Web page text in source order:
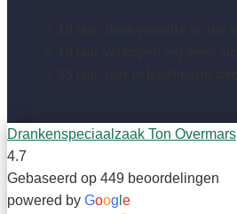
Drankenspeciaalzaak Ton Overmars
4.7
Gebaseerd op 449 beoordelingen
powered by Goog e